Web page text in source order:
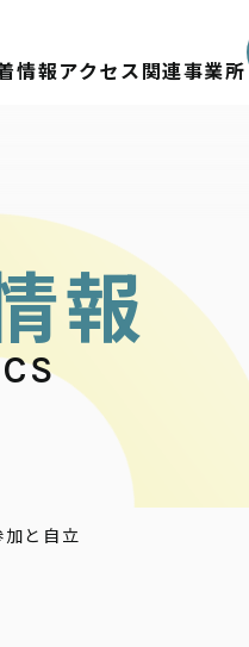
情報アクセス関連事業所
報
と自立